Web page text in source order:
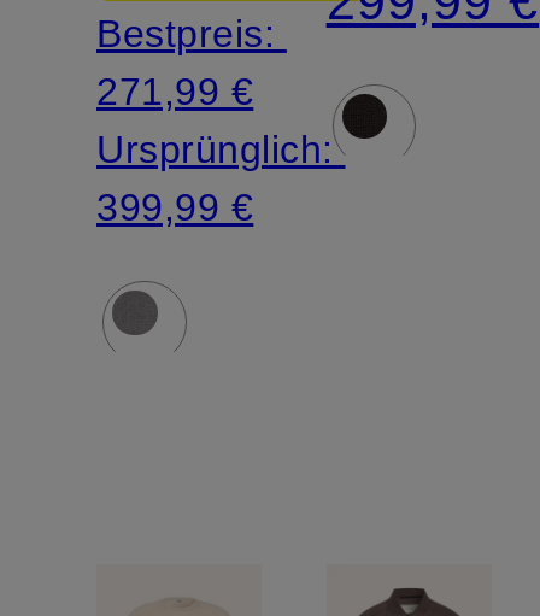
Bestpreis:
271,99 €
Ursprünglich:
399,99 €